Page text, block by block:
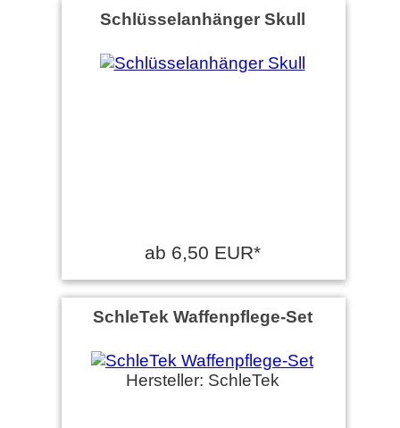
Schlüsselanhänger Skull
ab 6,50 EUR*
SchleTek Waffenpflege-Set
Hersteller: SchleTek